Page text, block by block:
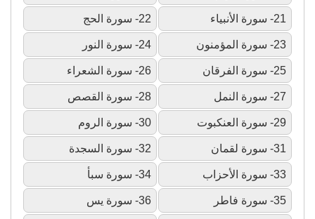
21- سورة الأنبياء 22- سورة الحج
23- سورة المؤمنون 24- سورة النور
25- سورة الفرقان 26- سورة الشعراء
27- سورة النمل 28- سورة القصص
29- سورة العنكبوت 30- سورة الروم
31- سورة لقمان 32- سورة السجدة
33- سورة الأحزاب 34- سورة سبأ
35- سورة فاطر 36- سورة يس